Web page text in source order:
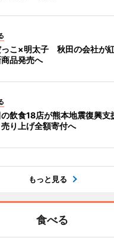
こ×明太子 秋田の会社が
品発売へ
飲食18店が熊本地震復興支
り上げ全額寄付へ
もっと見る
食べる